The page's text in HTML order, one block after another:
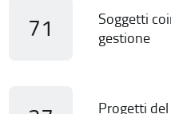
71
Soggetti
gestione
Progetti